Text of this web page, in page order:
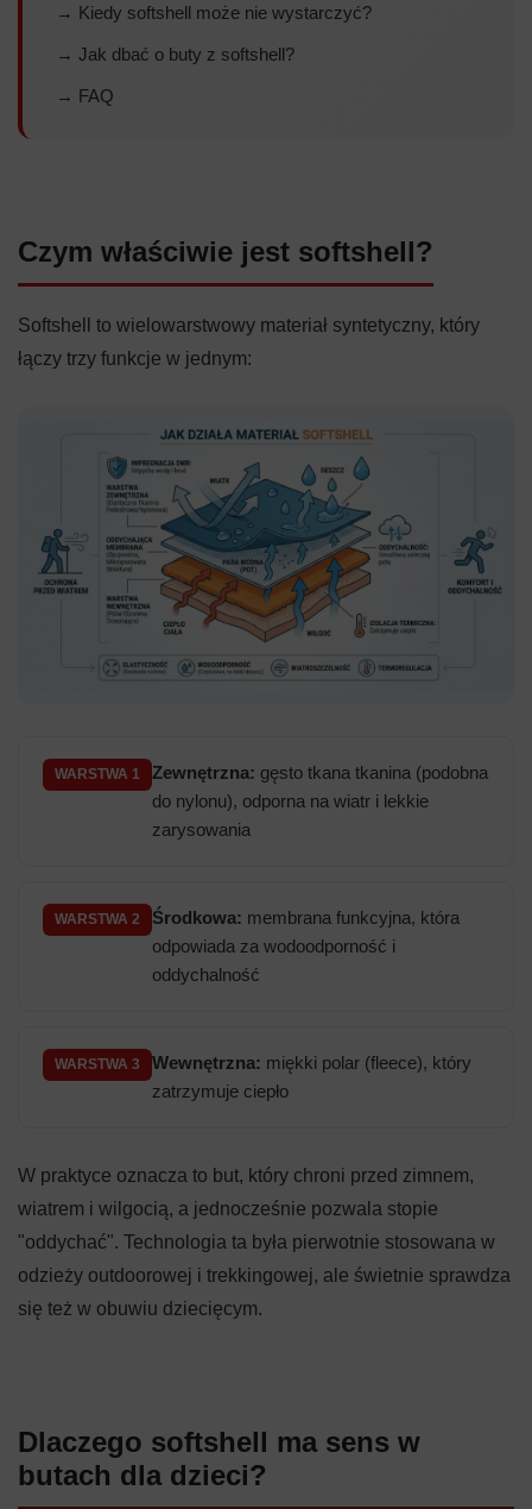
→ Kiedy softshell może nie wystarczyć?
→ Jak dbać o buty z softshell?
→ FAQ
Czym właściwie jest softshell?
Softshell to wielowarstwowy materiał syntetyczny, który
łączy trzy funkcje w jednym:
WARSTWA 1 Zewnętrzna: gęsto tkana tkanina (podobna
do nylonu), odporna na wiatr i lekkie
zarysowania
WARSTWA 2 Środkowa: membrana funkcyjna, która
odpowiada za wodoodporność i
oddychalność
WARSTWA 3 Wewnętrzna: miękki polar (fleece), który
zatrzymuje ciepło
W praktyce oznacza to but, który chroni przed zimnem,
wiatrem i wilgocią, a jednocześnie pozwala stopie
"oddychać". Technologia ta była pierwotnie stosowana w
odzieży outdoorowej i trekkingowej, ale świetnie sprawdza
się też w obuwiu dziecięcym.
Dlaczego softshell ma sens w
butach dla dzieci?